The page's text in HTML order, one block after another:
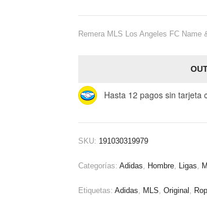
Remera MLS Los Angeles FC Name
Hasta 12 pagos sin tarjeta
SKU: 191030319979
Categorías: Adidas Hombre, Ligas
Etiquetas: Adidas MLS Original